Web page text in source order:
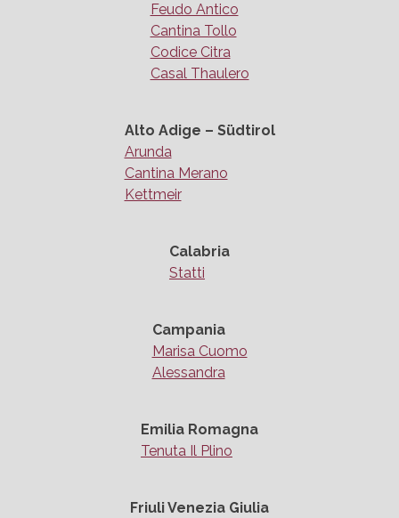
Feudo Antico
Cantina Tollo
Codice Citra
Casal Thaulero
Alto Adige – Südtirol
Arunda
Cantina Merano
Kettmeir
Calabria
Statti
Campania
Marisa Cuomo
Alessandra
Emilia Romagna
Tenuta Il Plino
Friuli Venezia Giulia